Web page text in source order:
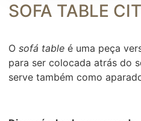
SOFA TABLE
O sofá table é uma peça
para ser colocada atrás do
serve também como